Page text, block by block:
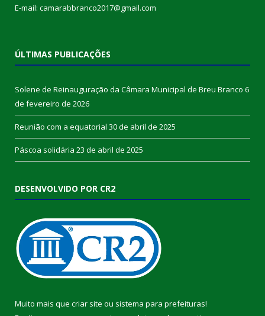
E-mail: camarabbranco2017@gmail.com
ÚLTIMAS PUBLICAÇÕES
Solene de Reinauguração da Câmara Municipal de Breu Branco 6
de fevereiro de 2026
Reunião com a equatorial 30 de abril de 2025
Páscoa solidária 23 de abril de 2025
DESENVOLVIDO POR CR2
Muito mais que criar site ou sistema para prefeituras!